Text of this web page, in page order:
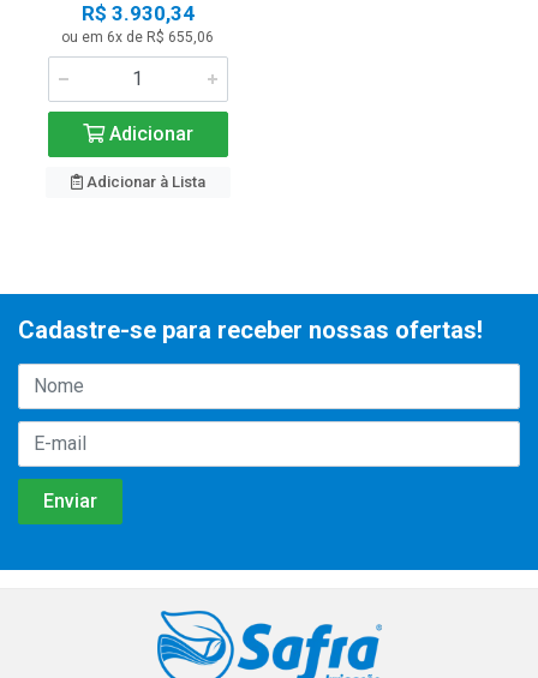
R$ 3.930,34
ou em 6x de R$ 655,06
Adicionar
Adicionar à Lista
Cadastre-se para receber nossas ofertas!